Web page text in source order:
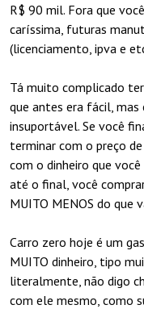
R$ 90 mil. Fora que
caríssima, futuras
(licenciamento, ipva e
Tá muito complicado
que antes era fácil,
insuportável. Se você
terminar com o preço
com o dinheiro que
até o final, você
MUITO MENOS do que
Carro zero hoje é um
MUITO dinheiro, tipo
literalmente, não digo
com ele mesmo, como